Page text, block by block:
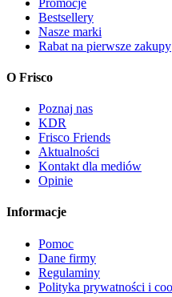
Bestsellery
Nasze marki
Rabat na pierwsze zakupy
O Frisco
Poznaj nas
KDR
Frisco Friends
Aktualności
Kontakt dla mediów
Opinie
Informacje
Pomoc
Dane firmy
Regulaminy
Polityka prywatności i